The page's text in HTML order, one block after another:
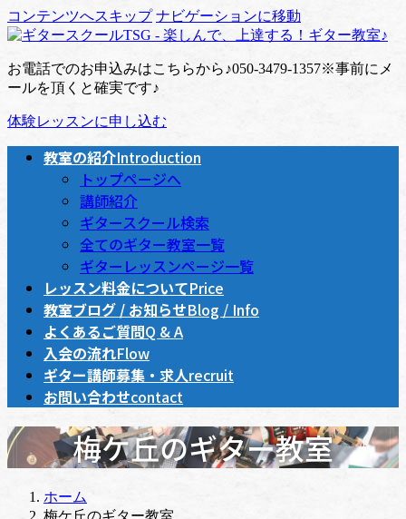
コンテンツへスキップ ナビゲーションに移動
お電話でのお申込みはこちらから♪050-3479-1357※事前にメ
ールを頂くと確実です♪
体験レッスンに申し込む
教室の紹介Introduction
トップページへ
講師紹介
ギタースクール検索
全てのギター教室一覧
ギターレッスンページ一覧
レッスン料金についてPrice
教室ブログ / お知らせBlog / Info
よくあるご質問Q & A
入会の流れFlow
ギター講師募集・求人recruit
お問い合わせcontact
梅ケ丘のギター教室
ホーム
梅ケ丘のギター教室